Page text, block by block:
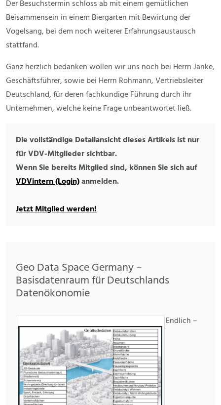
Der Besuchstermin schloss ab mit einem gemütlichen
Beisammensein in einem Biergarten mit Bewirtung der
Vogelsang, bei dem noch weiterer Erfahrungsaustausch
stattfand.
Ganz herzlich bedanken wollen wir uns noch bei Herrn Janke,
Geschäftsführer, sowie bei Herrn Rohmann, Vertriebsleiter
Deutschland, für deren fachkundige Führung durch ihr
Unternehmen, welche keine Frage unbeantwortet ließ.
Die vollständige Detailansicht dieses Artikels ist nur
für VDV-Mitglieder sichtbar.
Wenn Sie bereits Mitglied sind, können Sie sich auf
VDVintern (Login)anmelden.
Jetzt Mitglied werden!
Geo Data Space Germany –
Basisdatenraum für Deutschlands
Datenökonomie
Endlich –